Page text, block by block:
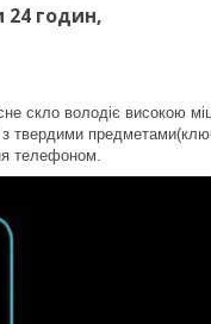
24 годин,
володіє високою
з твердими
телефоном.